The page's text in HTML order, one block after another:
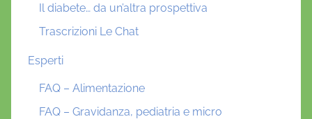
Il diabete… da un’altra prospettiva
Trascrizioni Le Chat
Esperti
FAQ – Alimentazione
FAQ – Gravidanza, pediatria e micro